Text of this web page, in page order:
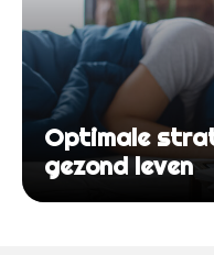
Optimale
gezond leven